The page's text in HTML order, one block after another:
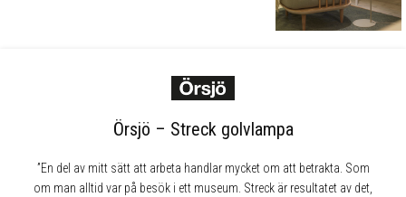
Örsjö – Streck golvlampa
”En del av mitt sätt att arbeta handlar mycket om att betrakta. Som
om man alltid var på besök i ett museum. Streck är resultatet av det,